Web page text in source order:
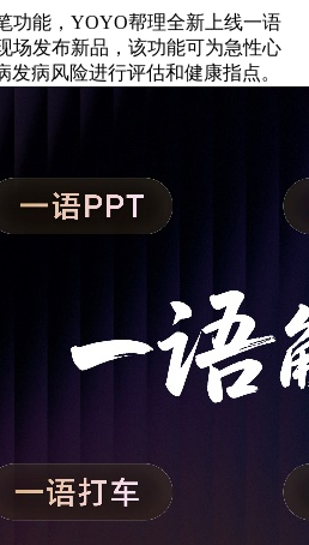
能，YOYO帮理全新上线一语
场发布新品，该功能可为急性心
病风险进行评估和健康指点。